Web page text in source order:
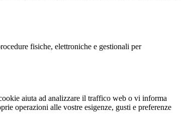
fisiche, elettroniche e gestionali per
aiuta ad analizzare il traffico web o vi informa
operazioni alle vostre esigenze, gusti e preferenze